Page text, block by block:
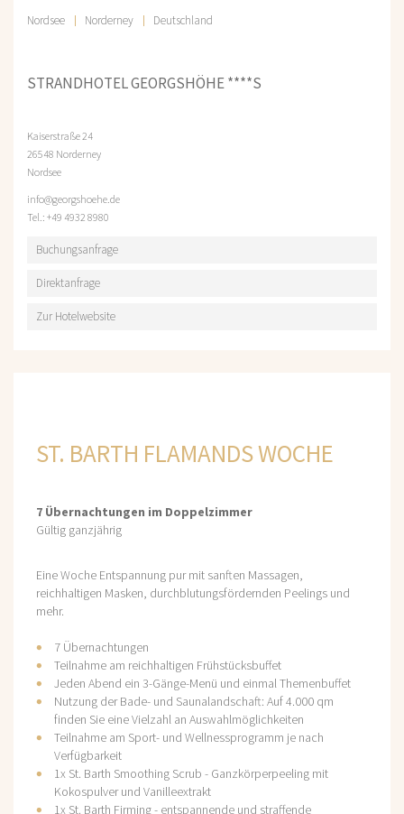
Nordsee Norderney Deutschland
STRANDHOTEL GEORGSHÖHE ****S
Kaiserstraße 24
26548 Norderney
Nordsee
info@georgshoehe.de
Tel.: +49 4932 8980
Buchungsanfrage
Direktanfrage
Zur Hotelwebsite
ST. BARTH FLAMANDS WOCHE
7 Übernachtungen im Doppelzimmer
Gültig ganzjährig
Eine Woche Entspannung pur mit sanften Massagen,
reichhaltigen Masken, durchblutungsfördernden Peelings und
mehr.
7 Übernachtungen
Teilnahme am reichhaltigen Frühstücksbuffet
Jeden Abend ein 3-Gänge-Menü und einmal Themenbuffet
Nutzung der Bade- und Saunalandschaft: Auf 4.000 qm
finden Sie eine Vielzahl an Auswahlmöglichkeiten
Teilnahme am Sport- und Wellnessprogramm je nach
Verfügbarkeit
1x St. Barth Smoothing Scrub - Ganzkörperpeeling mit
Kokospulver und Vanilleextrakt
1x St. Barth Firming - entspannende und straffende